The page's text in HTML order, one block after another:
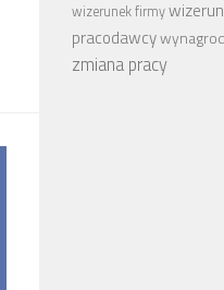
wizerunek firmy
pracodawcy
zmiana pracy